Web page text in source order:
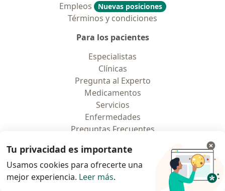
Empleos
Nuevas posiciones
Términos y condiciones
Para los pacientes
Especialistas
Clínicas
Pregunta al Experto
Medicamentos
Servicios
Enfermedades
Preguntas Frecuentes
Para profesionales
Planes y precios
Tu privacidad es importante
Usamos cookies para ofrecerte una
mejor experiencia. Leer más.